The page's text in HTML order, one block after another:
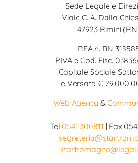
Sede Legale e
Viale C. A. Dalla
47923 Rimini
REA n. RN
P.IVA e Cod. Fisc.
Capitale Sociale
e Versato €
Web Agency &
Tel 0541 300811 | Fax